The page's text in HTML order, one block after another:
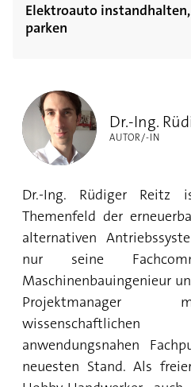
E-Bike und Pedelec –
Elektroauto
parken
nachhaltige Zukunft
Dr.-Ing.
AUTOR/-IN
Dr.-Ing. Rüdiger Reitz
Themenfeld der
alternativen
nur seine
Maschinenbauingenieur
Projektmanager
anwendungsnahen
neuesten Stand. Als